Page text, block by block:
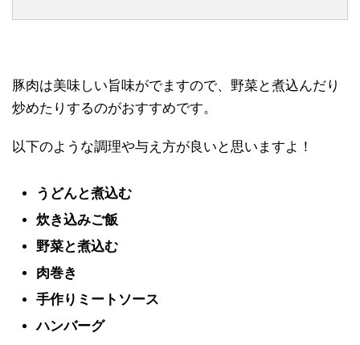
豚肉は美味しい旨味がでますので、野菜と煮込んだり
炒めたりするのがおすすめです。
以下のような調理や与え方が良いと思いますよ！
うどんと煮込む
炊き込みご飯
野菜と煮込む
肉巻き
手作りミートソース
ハンバーグ